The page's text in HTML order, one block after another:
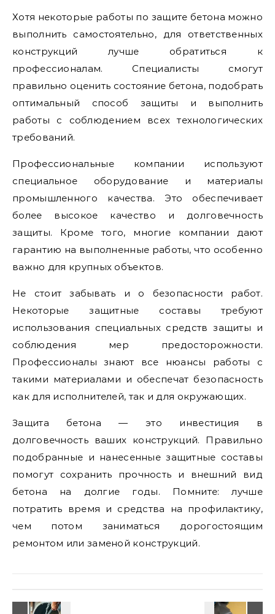
Хотя некоторые работы по защите бетона можно
выполнить самостоятельно, для ответственных
конструкций лучше обратиться к
профессионалам. Специалисты смогут
правильно оценить состояние бетона, подобрать
оптимальный способ защиты и выполнить
работы с соблюдением всех технологических
требований.
Профессиональные компании используют
специальное оборудование и материалы
промышленного качества. Это обеспечивает
более высокое качество и долговечность
защиты. Кроме того, многие компании дают
гарантию на выполненные работы, что особенно
важно для крупных объектов.
Не стоит забывать и о безопасности работ.
Некоторые защитные составы требуют
использования специальных средств защиты и
соблюдения мер предосторожности.
Профессионалы знают все нюансы работы с
такими материалами и обеспечат безопасность
как для исполнителей, так и для окружающих.
Защита бетона — это инвестиция в
долговечность ваших конструкций. Правильно
подобранные и нанесенные защитные составы
помогут сохранить прочность и внешний вид
бетона на долгие годы. Помните: лучше
потратить время и средства на профилактику,
чем потом заниматься дорогостоящим
ремонтом или заменой конструкций.